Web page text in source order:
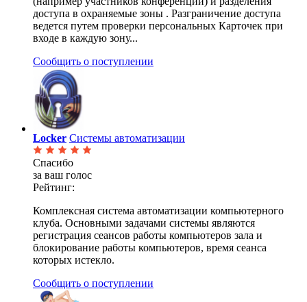
доступа в охраняемые зоны . Разграничение доступа
ведется путем проверки персональных Карточек при
входе в каждую зону...
Сообщить о поступлении
Locker Системы автоматизации
Спасибо
за ваш голос
Рейтинг:
Комплексная система автоматизации компьютерного
клуба. Основными задачами системы являются
регистрация сеансов работы компьютеров зала и
блокирование работы компьютеров, время сеанса
которых истекло.
Сообщить о поступлении